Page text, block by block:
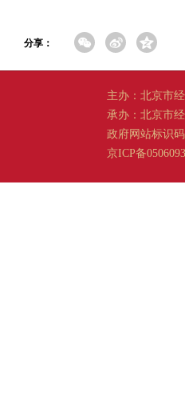
分享：
主办：北京市
承办：北京市
政府网站标识
京ICP备